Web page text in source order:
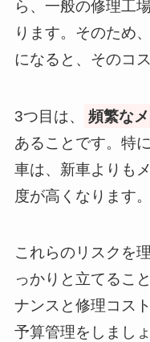
ら、一般の修理工
ります。そのため
になると、そのコ
3つ目は、 頻繁な
あることです。特
車は、新車よりも
度が高くなります。
これらのリスクを
っかりと立てるこ
ナンスと修理コス
予算管理をしましょ